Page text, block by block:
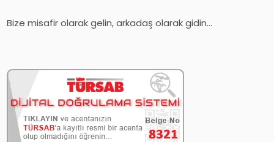
Bize misafir olarak gelin, arkadaş olarak gidin...